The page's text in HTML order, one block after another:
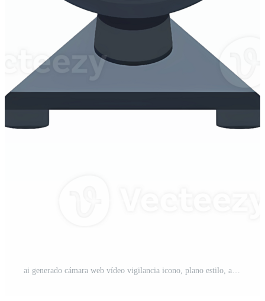
ai generado cámara web vídeo vigilancia icono, plano estilo, aislado en transparente antecedentes PNG Pro